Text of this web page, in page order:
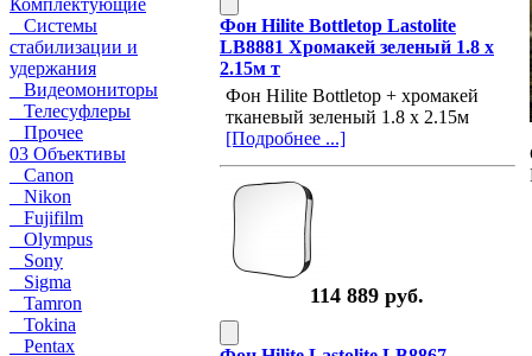
Комплектующие
Системы
стабилизации и
удержания
Видеомониторы
Телесуфлеры
Прочее
03 Объективы
Canon
Nikon
Fujifilm
Olympus
Sony
Sigma
Tamron
Tokina
Pentax
Фон Hilite Bottletop Lastolite
LB8881 Хромакей зеленый 1.8 x
2.15м т
Фон Hilite Bottletop + хромакей
тканевый зеленый 1.8 x 2.15м
[Подробнее ...]
114 889 руб.